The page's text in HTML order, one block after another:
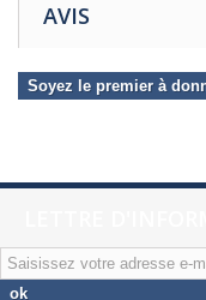
AVIS
Soyez le premier à
ok